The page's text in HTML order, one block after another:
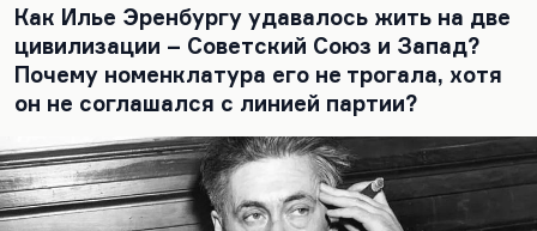
мнимым безумием поверяла». Если угодно, так.
Я думаю, что «Записки сумасшедшего» – это
записки о том единственном бунте, который
может себе позволить Поприщин.…
Как Илье Эренбургу удавалось жить на две
цивилизации – Советский Союз и Запад?
Почему номенклатура его не трогала, хотя
он не соглашался с линией партии?